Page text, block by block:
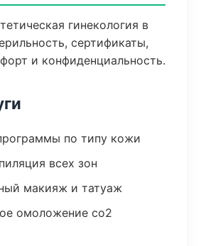
гинекология в
сертификаты,
и конфиденциальность.
по типу кожи
всех зон
макияж и татуаж
омоложение co2